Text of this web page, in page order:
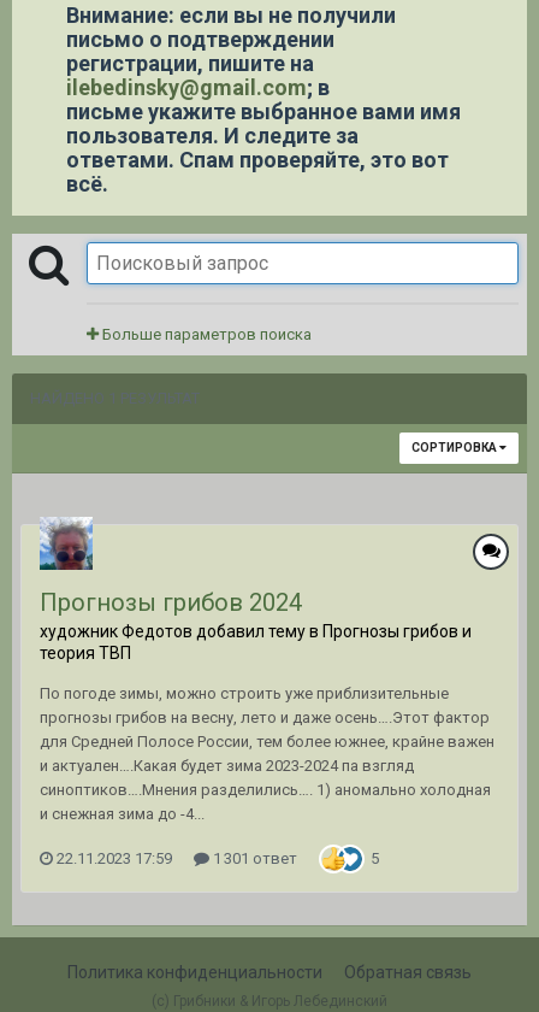
Внимание: если вы не получили
письмо о подтверждении
регистрации, пишите на
ilebedinsky@gmail.com; в
письме укажите выбранное вами имя
пользователя. И следите за
ответами. Спам проверяйте, это вот
всё.
Больше параметров поиска
НАЙДЕНО 1 РЕЗУЛЬТАТ
СОРТИРОВКА
Прогнозы грибов 2024
художник Федотов добавил тему в Прогнозы грибов и
теория ТВП
По погоде зимы, можно строить уже приблизительные
прогнозы грибов на весну, лето и даже осень….Этот фактор
для Средней Полосе России, тем более южнее, крайне важен
и актуален….Какая будет зима 2023-2024 па взгляд
синоптиков….Мнения разделились…. 1) аномально холодная
и снежная зима до -4...
22.11.2023 17:59 1 301 ответ 5
Политика конфиденциальности Обратная связь
(c) Грибники & Игорь Лебединский